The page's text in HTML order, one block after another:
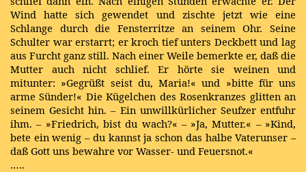
Wind hatte sich gewendet und zischte jetzt wie eine
Schlange durch die Fensterritze an seinem Ohr. Seine
Schulter war erstarrt; er kroch tief unters Deckbett und lag
aus Furcht ganz still. Nach einer Weile bemerkte er, daß die
Mutter auch nicht schlief. Er hörte sie weinen und
mitunter: »Gegrüßt seist du, Maria!« und »bitte für uns
arme Sünder!« Die Kügelchen des Rosenkranzes glitten an
seinem Gesicht hin. – Ein unwillkürlicher Seufzer entfuhr
ihm. – »Friedrich, bist du wach?« – »Ja, Mutter.« – »Kind,
bete ein wenig – du kannst ja schon das halbe Vaterunser –
daß Gott uns bewahre vor Wasser- und Feuersnot.«
…..